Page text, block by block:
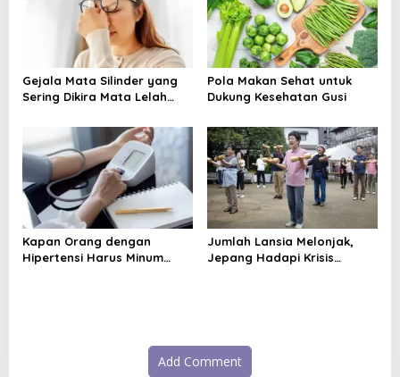
Gejala Mata Silinder yang
Sering Dikira Mata Lelah
Pola Makan Sehat untuk
Dukung Kesehatan Gusi
Kapan Orang dengan
Hipertensi Harus Minum
Jumlah Lansia Melonjak,
Jepang Hadapi Krisis
Add Comment